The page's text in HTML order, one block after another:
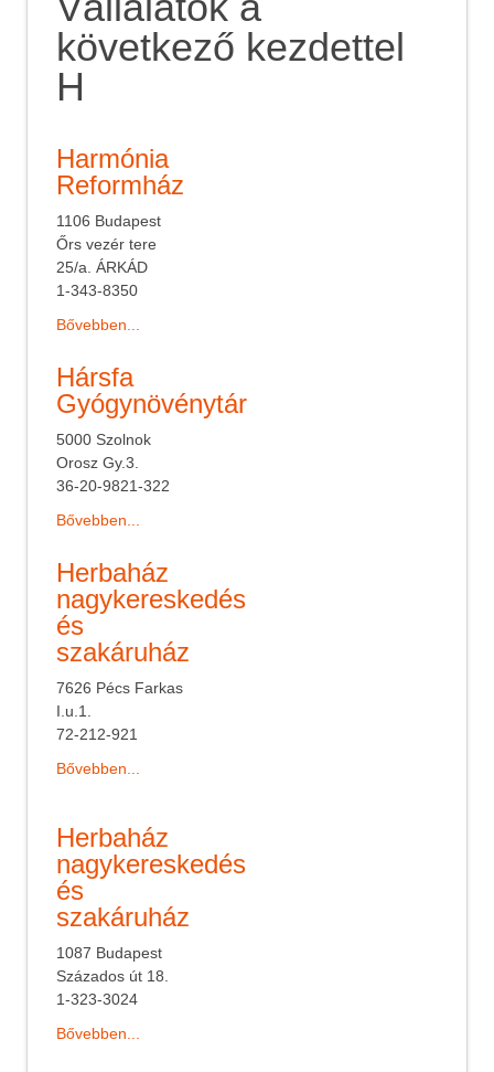
következő kezdettel
H
Harmónia
Reformház
1106 Budapest
Őrs vezér tere
25/a. ÁRKÁD
1-343-8350
Bővebben...
Hársfa
Gyógynövénytár
5000 Szolnok
Orosz Gy.3.
36-20-9821-322
Bővebben...
Herbaház
nagykereskedés
és
szakáruház
7626 Pécs Farkas
I.u.1.
72-212-921
Bővebben...
Herbaház
nagykereskedés
és
szakáruház
1087 Budapest
Százados út 18.
1-323-3024
Bővebben...